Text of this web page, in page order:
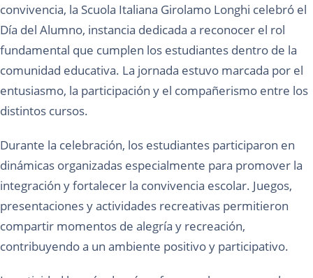
convivencia, la Scuola Italiana Girolamo Longhi celebró el
Día del Alumno, instancia dedicada a reconocer el rol
fundamental que cumplen los estudiantes dentro de la
comunidad educativa. La jornada estuvo marcada por el
entusiasmo, la participación y el compañerismo entre los
distintos cursos.
Durante la celebración, los estudiantes participaron en
dinámicas organizadas especialmente para promover la
integración y fortalecer la convivencia escolar. Juegos,
presentaciones y actividades recreativas permitieron
compartir momentos de alegría y recreación,
contribuyendo a un ambiente positivo y participativo.